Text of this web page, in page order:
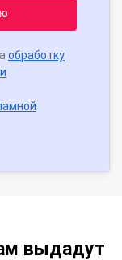
обработку
выдадут